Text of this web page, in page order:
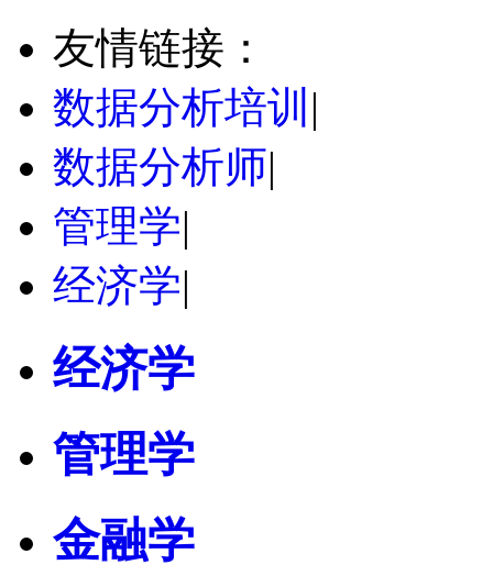
友情链接：
数据分析培训 |
数据分析师|
管理学|
经济学|
经济学
管理学
金融学